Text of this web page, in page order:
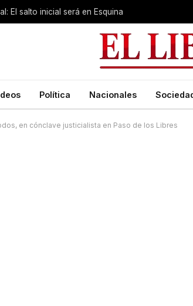
El salto inicial será en Esquina
Política Nacionales
en cónclave justicialista en Paso de los Libres